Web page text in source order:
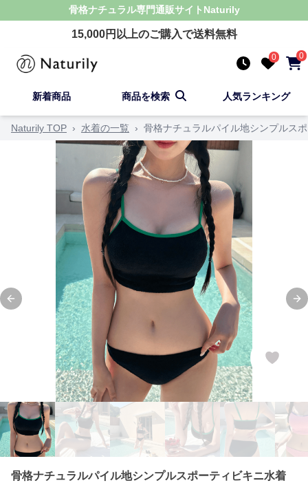
骨格ナチュラル専門通販サイト Naturily
15,000円以上のご購入で送料無料
0 0
新着商品 商品を検索 人気ランキング
Naturily TOP › 水着の一覧 › 骨格ナチュラルパイル地シンプルス
Previous slide
骨格ナチュラルパイル地シンプルスポーティビキニ水着